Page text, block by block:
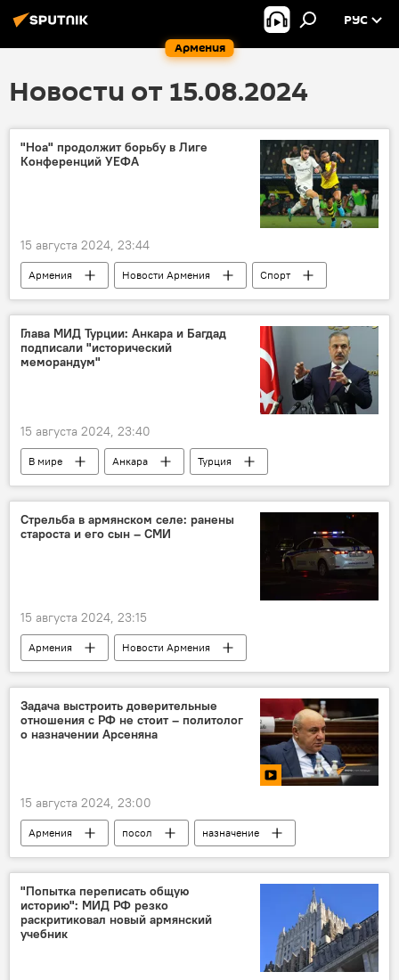
Армения
РУС
Новости от 15.08.2024
"Ноа" продолжит борьбу в Лиге
Конференций УЕФА
15 августа 2024, 23:44
Армения Новости Армения
Спорт
Общество
Лига конференций
УЕФА
Глава МИД Турции: Анкара и Багдад
подписали "исторический
меморандум"
15 августа 2024, 23:40
В мире Анкара
Турция
МИД
Багдад
Стрельба в армянском селе: ранены
староста и его сын – СМИ
15 августа 2024, 23:15
Армения
Новости Армения
Общество
стрельба село
Задача выстроить доверительные
отношения с РФ не стоит – политолог
о назначении Арсеняна
15 августа 2024, 23:00
Армения посол
назначение
Гурген Арсенян
Политика
Новости Армения
"Попытка переписать общую
историю": МИД РФ резко
раскритиковал новый армянский
учебник